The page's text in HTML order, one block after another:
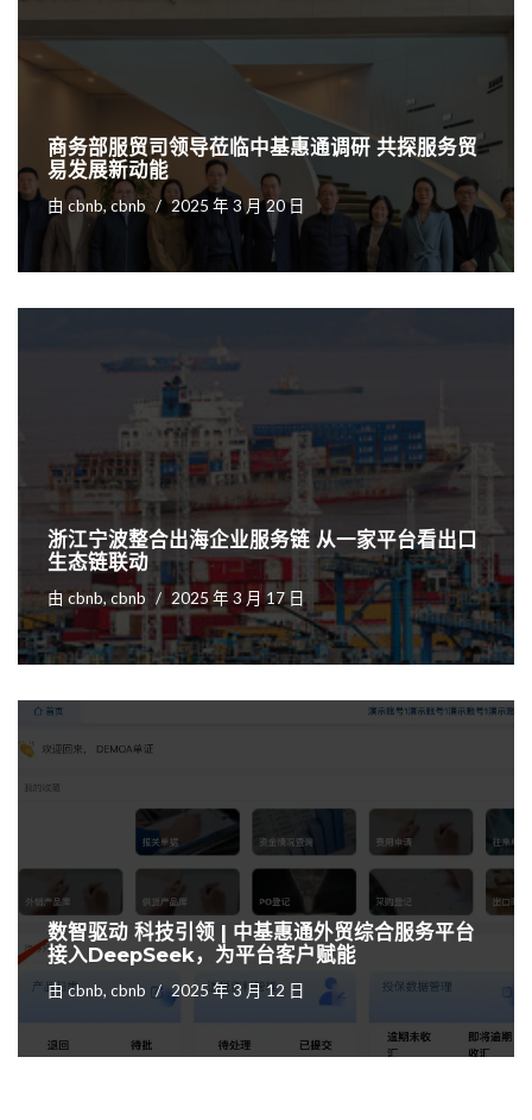
商务部服贸司领导莅临中基惠通调研 共探服务贸
易发展新动能
由cbnb, cbnb 2025 年 3 月 20 日
浙江宁波整合出海企业服务链 从一家平台看出口
生态链联动
由 cbnb, cbnb 2025 年 3 月 17 日
数智驱动 科技引领 | 中基惠通外贸综合服务平台
接入DeepSeek，为平台客户赋能
由cbnb, cbnb 2025 年 3 月 12 日